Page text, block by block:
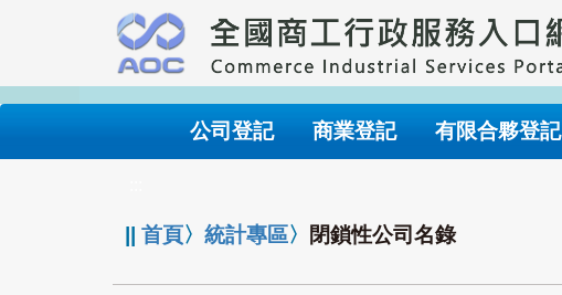
要
內
公司登記 商業登記 有限合夥登記
||首頁〉統計專區〉 閉鎖性公司名錄